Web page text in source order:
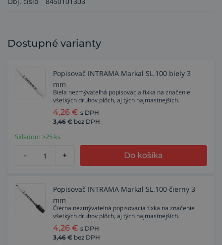
Dostupné varianty
Popisovač INTRAMA Markal SL.100 biely 3
mm
Biela nezmývateľná popisovacia fixka na značenie
všetkých druhov plôch, aj tých najmastnejších.
4,26 € s DPH
3,46 € bez DPH
Skladom >25 ks
- + Do košíka
Popisovač INTRAMA Markal SL.100 čierny 3
mm
Čierna nezmývateľná popisovacia fixka na značenie
všetkých druhov plôch, aj tých najmastnejších.
4,26 € s DPH
3,46 € bez DPH